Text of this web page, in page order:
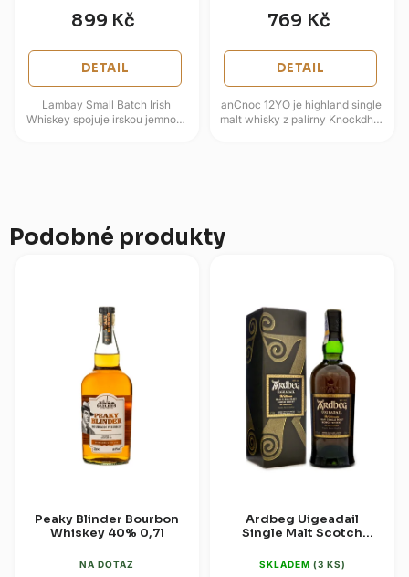
899 Kč
DETAIL
Lambay Small Batch Irish
Whiskey spojuje irskou jemnost
769 Kč
DETAIL
anCnoc 12YO je highland single
malt whisky z palírny Knockdhu,
Podobné produkty
Peaky Blinder Bourbon
Whiskey 40% 0,7l
NA DOTAZ
Ardbeg Uigeadail
Single Malt Scotch
(dárková krabice)
SKLADEM (3 KS)